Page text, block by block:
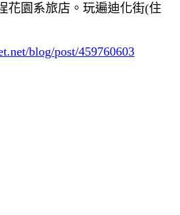
花園系旅店。玩遍迪化街(住
blog/post/459760603